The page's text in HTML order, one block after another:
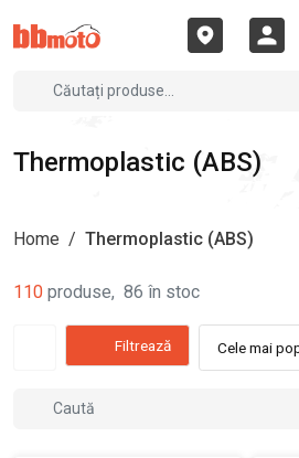
Thermoplastic (ABS)
Home / Thermoplastic (ABS)
110 produse, 86 în stoc
Filtrează Cele mai